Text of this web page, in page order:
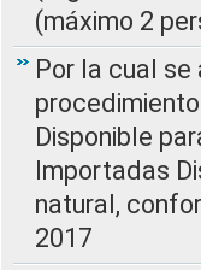
(máximo 2
Por la cual
Disponible
Importadas
natural,
2017